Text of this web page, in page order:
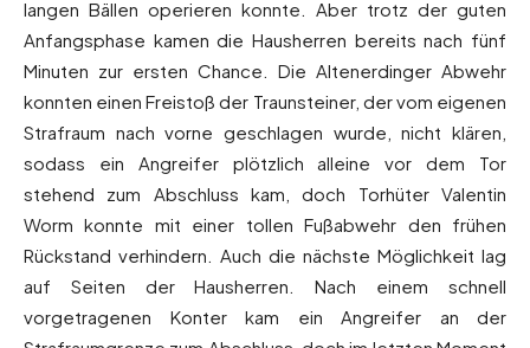
langen Bällen operieren konnte. Aber trotz der guten
Anfangsphase kamen die Hausherren bereits nach fünf
Minuten zur ersten Chance. Die Altenerdinger Abwehr
konnten einen Freistoß der Traunsteiner, der vom eigenen
Strafraum nach vorne geschlagen wurde, nicht klären,
sodass ein Angreifer plötzlich alleine vor dem Tor
stehend zum Abschluss kam, doch Torhüter Valentin
Worm konnte mit einer tollen Fußabwehr den frühen
Rückstand verhindern. Auch die nächste Möglichkeit lag
auf Seiten der Hausherren. Nach einem schnell
vorgetragenen Konter kam ein Angreifer an der